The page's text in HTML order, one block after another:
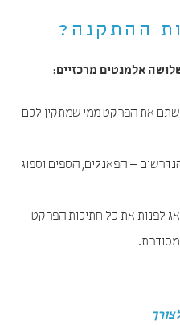
ההתקנה?
אלמנטים מרכזיים:
את הפרקט ממי שמתקין לכם
– הפאנלים, הספים וספוג
לפנות את כל חתיכות הפרקט
מסודרת.